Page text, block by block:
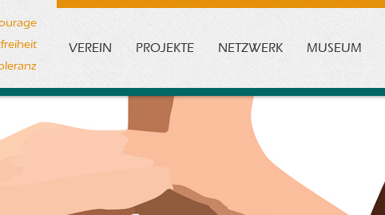
VEREIN PROJEKTE NETZWERK MUSEUM